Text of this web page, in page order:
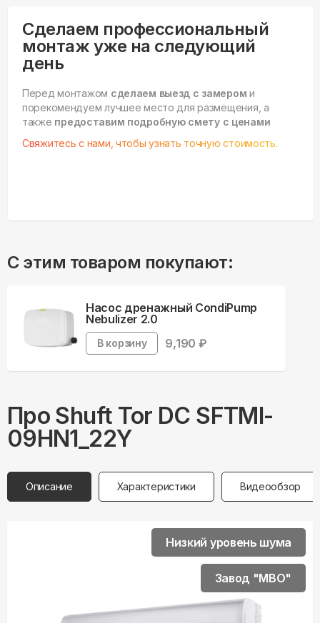
Сделаем профессиональный
монтаж уже на следующий
день
Перед монтажом сделаем выезд с замером и
порекомендуем лучшее место для размещения, а
также предоставим подробную смету с ценами
Свяжитесь с нами, чтобы узнать точную стоимость.
С этим товаром покупают:
Насос дренажный CondiPump
Nebulizer 2.0
В корзину 9,190 ₽
Про Shuft Tor DC SFTMI-
09HN1_22Y
Описание Характеристики Видеообзор
Низкий уровень шума
Завод "MBO"